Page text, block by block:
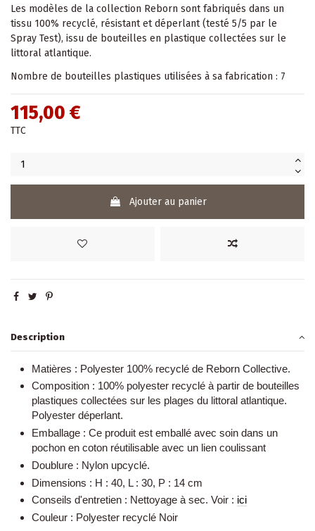
Les modèles de la collection Reborn sont fabriqués dans un
tissu 100% recyclé, résistant et déperlant (testé 5/5 par le
Spray Test), issu de bouteilles en plastique collectées sur le
littoral atlantique.
Nombre de bouteilles plastiques utilisées à sa fabrication : 7
115,00 €
TTC
Ajouter au panier
Description
Matières : Polyester 100% recyclé de Reborn Collective.
Composition : 100% polyester recyclé à partir de bouteilles
plastiques collectées sur les plages du littoral atlantique.
Polyester déperlant.
Emballage : Ce produit est emballé avec soin dans un
pochon en coton réutilisable avec un lien coulissant
Doublure : Nylon upcyclé.
Dimensions : H : 40, L : 30, P : 14 cm
Conseils d'entretien : Nettoyage à sec. Voir : ici
Couleur : Polyester recyclé Noir